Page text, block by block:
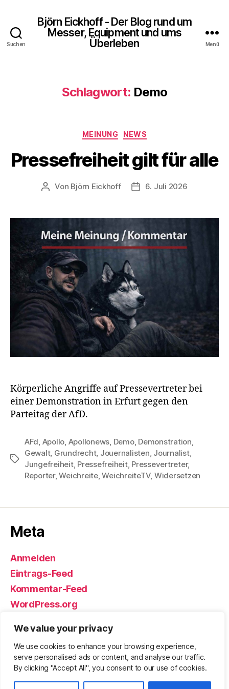
We value your privacy
We use cookies to enhance your browsing experience,
serve personalised ads or content, and analyse our traffic.
By clicking "Accept All", you consent to our use of cookies.
Suchen
Björn Eickhoff - Der Blog rund um
Messer, Equipment und ums
Überleben
Menü
Schlagwort: Demo
Kategorien
MEINUNG NEWS
Pressefreiheit gilt für alle
Beitragsautor
Von Björn Eickhoff Veröffentlichungsdatum
6. Juli 2026
Körperliche Angriffe auf Pressevertreter bei
einer Demonstration in Erfurt gegen den
Parteitag der AfD.
Schlagwörter
AFd, Apollo, Apollonews, Demo, Demonstration,
Gewalt, Grundrecht, Jouernalisten, Journalist,
Jungefreiheit, Pressefreiheit, Pressevertreter,
Reporter,Weichreite,WeichreiteTV, Widersetzen
Meta
Anmelden
Eintrags-Feed
Kommentar-Feed
WordPress.org
© 2026Björn Eickhoff – Der Blog
rund um Messer, Equipment und ums
Überleben
Nach oben